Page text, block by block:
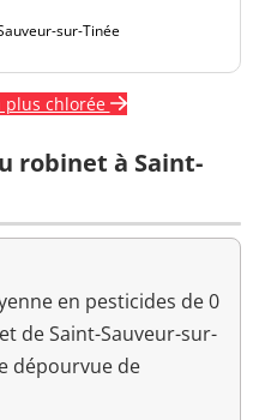
sur-Tinée
plus chlorée
robinet à Saint-
en pesticides de 0
de Saint-Sauveur-sur-
dépourvue de